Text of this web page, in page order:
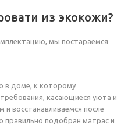
из экокожи?
мы постараемся
в доме, к которому
касающиеся уюта и
восстанавливаемся после
правильно подобран матрас и